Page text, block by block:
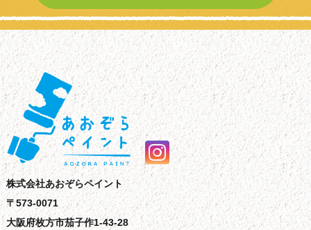
株式会社あおぞらペイント
〒573-0071
大阪府枚方市茄子作1-43-28